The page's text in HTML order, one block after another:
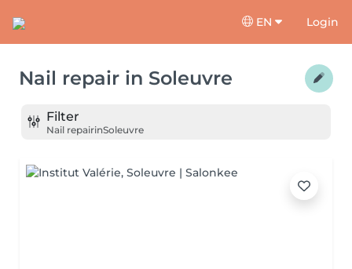
EN Login
Nail repair in Soleuvre
Filter
Nail repairinSoleuvre